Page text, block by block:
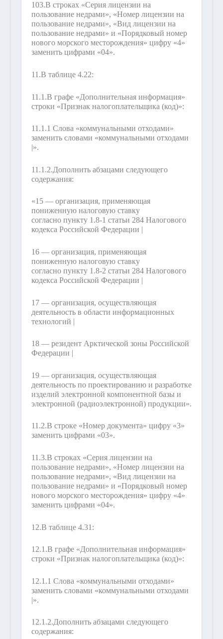
103.В строках «Серия лицензии на
пользование недрами», «Номер лицензии на
пользование недрами», «Вид лицензии на
пользование недрами» и «Порядковый номер
нового морского месторождения» цифру «4»
заменить цифрами «04».
11.В таблице 4.22:
11.1.В графе «Дополнительная информация»
строки «Признак налогоплательщика (код)»:
11.1.1 Слова «коммунальными отходами»
заменить словами «коммунальными отходами
|».
11.1.2.Дополнить абзацами следующего
содержания:
«15 — организация, применяющая
пониженную налоговую ставку
согласно пункту 1.8-1 статьи 284 Налогового
кодекса Российской Федерации |
16 — организация, применяющая
пониженную налоговую ставку
согласно пункту 1.8-2 статьи 284 Налогового
кодекса Российской Федерации |
17 — организация, осуществляющая
деятельность в области информационных
технологий |
18 — резидент Арктической зоны Российской
Федерации |
19 — организация, осуществляющая
деятельность по проектированию и разработке
изделий электронной компонентной базы и
электронной (радиоэлектронной) продукции».
11.2.В строке «Номер документа» цифру «3»
заменить цифрами «03».
11.3.В строках «Серия лицензии на
пользование недрами», «Номер лицензии на
пользование недрами», «Вид лицензии на
пользование недрами» и «Порядковый номер
нового морского месторождения» цифру «4»
заменить цифрами «04».
12.В таблице 4.31:
12.1.В графе «Дополнительная информация»
строки «Признак налогоплательщика (код)»:
12.1.1 Слова «коммунальными отходами»
заменить словами «коммунальными отходами
|».
12.1.2.Дополнить абзацами следующего
содержания: